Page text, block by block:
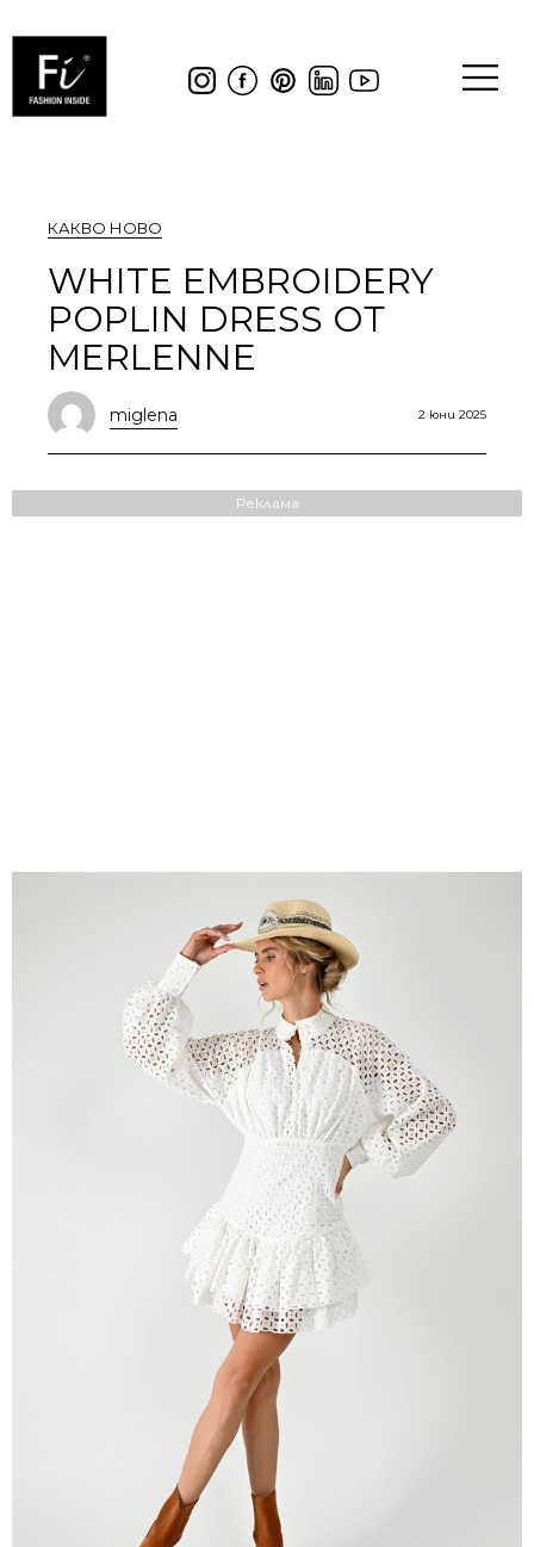
КАКВО НОВО
WHITE EMBROIDERY
POPLIN DRESS ОТ
MERLENNE
miglena 2 юни 2025
Реклама